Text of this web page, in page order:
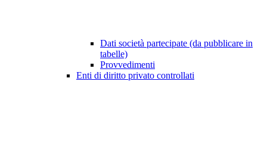
Dati società partecipate (da pubblicare in
tabelle)
Provvedimenti
Enti di diritto privato controllati